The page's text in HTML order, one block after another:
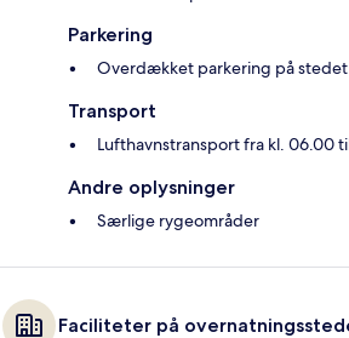
Parkering
Overdækket parkering på stedet
Transport
Lufthavnstransport fra kl. 06.00
Andre oplysninger
Særlige rygeområder
Faciliteter på